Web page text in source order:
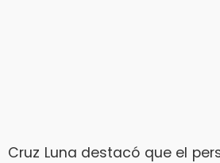
Cruz Luna destacó que el